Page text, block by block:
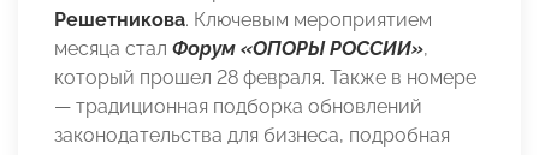
Решетникова. Ключевым мероприятием
месяца стал Форум «ОПОРЫ РОССИИ»,
который прошел 28 февраля. Также в номере
— традиционная подборка обновлений
законодательства для бизнеса, подробная